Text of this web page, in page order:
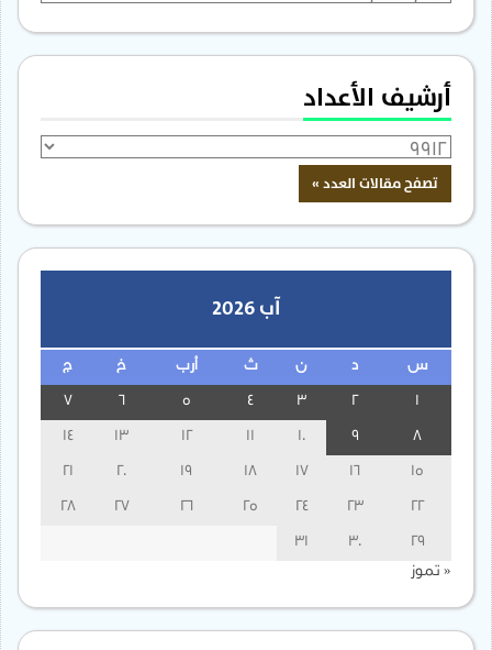
أرشيف الأعداد
آب 2026
س ن ث أرب خ ج
3
13
14
15
16
17
18
19
20
21
22
23
24
25
26
27
28
29
30
31
« تموز